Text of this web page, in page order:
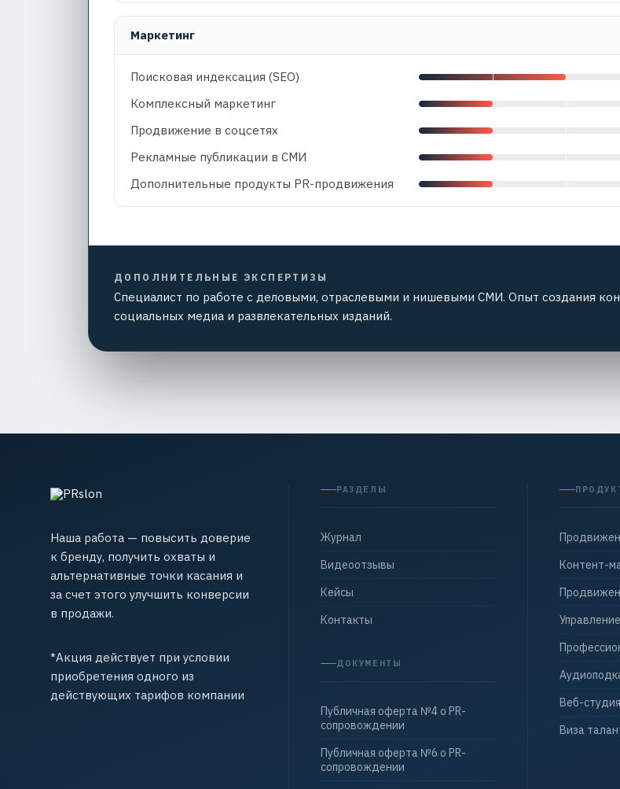
Маркетинг
Поисковая индексация (SEO)
Комплексный маркетинг
Продвижение в соцсетях
Рекламные публикации в СМИ
Дополнительные продукты PR-продвижения
ДОПОЛНИТЕЛЬНЫЕ ЭКСПЕРТИЗЫ
Специалист по работе с деловыми, отраслевыми и нишевыми СМИ. Опыт создания
социальных медиа и развлекательных изданий.
Наша работа — повысить доверие
к бренду, получить охваты и
альтернативные точки касания и
за счет этого улучшить конверсии
в продажи.
*Акция действует при условии
приобретения одного из
действующих тарифов компании
РАЗДЕЛЫ
Журнал
Видеоотзывы
Кейсы
Контакты
ДОКУМЕНТЫ
Публичная оферта №4 о PR-
сопровождении
Публичная оферта №6 о PR-
сопровождении
Контент-
Веб-студия
Виза